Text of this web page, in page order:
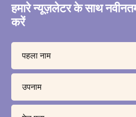
हमारे न्यूज़लेटर के साथ
करें